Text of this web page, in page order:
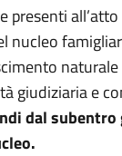
all’atto
nucleo
giudiziaria e
dal